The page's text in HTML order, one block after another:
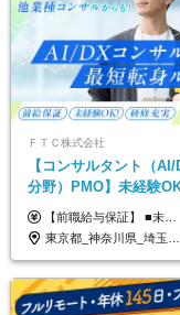
ＦＴＣ株式会社
【コンサルタント（
分野）PMO】未経験
連続大幅増益！AI企業
中◆ポジション多数
【前職給与保証】 ■未経験者： 月給30万円～35万円 ■ローキャリア（経験目安1年程度）： 月給35万円～40万円 ■経験者（経験目安3年以上）： 月給40万円～60万円 ■即戦力（経験目安5年以上）： 月給45万円～80万円 ※上記金額には固定残業代30時間分 【未経験者5万5000円～7万3000円、 ローキャリア6万4000円～7万3000円、 経験者5万8000円～10万9000円、 即戦力8万2000円～14万5000円】を含みます。 ※30時間を超える場合は追加で全額支給します。 ※経験・能力・前職給与などを総合的に評価したうえでご納得いただけるよう個別決定。 未経験者の場合、前職給与とポテンシャルを査定のうえ決定いたします。 ※日本国内でのIT業界経験、または同等の実務経験と能力に応じて決定します。 ※前職給与は日本円かつ、日本国内での実績に基づき評価します。 【納得の評価システム】 ★クォーター毎に査定する評価制度導入！ 明確な評価基準で翌年度年収を上げましょう！ ★評価対象期間に在籍中のほとんどの社員が昇給し 年収アップを実現しています！ ★様々なインセンティブ制度を用意し多角的に正当評価しています！ ※試用期間6カ月（期間中の待遇等に差異なし）
東京都_神奈川県_埼玉県_千葉県